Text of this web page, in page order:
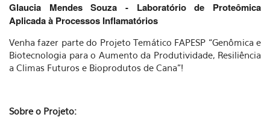
Glaucia Mendes Souza - Laboratório de Proteômica
Aplicada à Processos Inflamatórios
Venha fazer parte do Projeto Temático FAPESP “Genômica e
Biotecnologia para o Aumento da Produtividade, Resiliência
a Climas Futuros e Bioprodutos de Cana”!
Sobre o Projeto: